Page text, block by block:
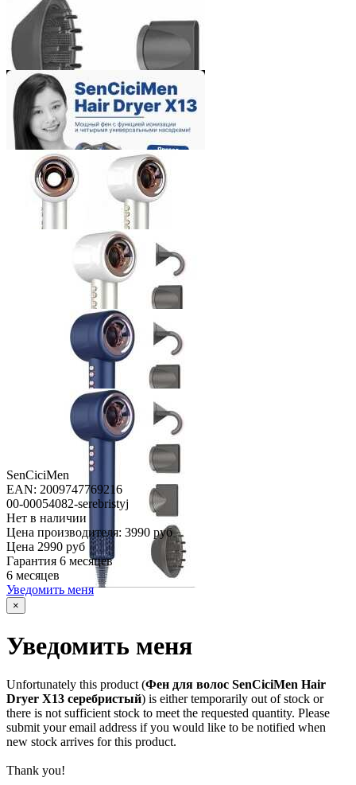
SenCiciMen
EAN: 2009747769216
00-00054082-serebristyj
Нет в наличии
Цена производителя: 3990 руб
Цена 2990 руб
Гарантия 6 месяцев
6 месяцев
Уведомить меня
×
Уведомить меня
Unfortunately this product (Фен для волос SenCiciMen Hair
Dryer X13 серебристый) is either temporarily out of stock or
there is not sufficient stock to meet the requested quantity. Please
submit your email address if you would like to be notified when
new stock arrives for this product.
Thank you!